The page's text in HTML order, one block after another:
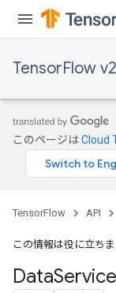
TensorFlow
このページはCloud
TensorFlow API
この情報は役に立ち
DataService